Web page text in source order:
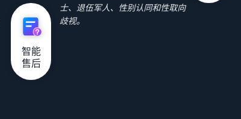
士、退伍军人、性别认同和性取向
歧视。
智能
售后